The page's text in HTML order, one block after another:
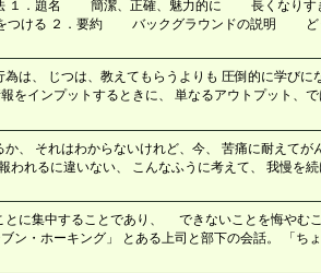
１．題名 簡潔、正確、魅力的に 長くなりす
をつける ２．要約 バックグラウンドの説明 ど
為は、 じつは、教えてもらうよりも 圧倒的に学びに
をインプットするときに、 単なるアウトプット、で
か、 それはわからないけれど、今、 苦痛に耐えてが
われるに違いない、 こんなふうに考えて、 我慢を続
とに集中することであり、 できないことを悔やむ
・ホーキング」 とある上司と部下の会話。 「ち